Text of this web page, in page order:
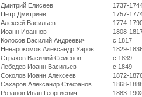
Дмитрий Елисеев
1737-
Петр Дмитриев
1757-
Алексей Васильев
1774-
Иоанн Иоаннов
1808-
Колосов Василий Андреевич
с 1817
Ненарокомов Александр Уаров
1829-
Страхов Василий Семенов
с 1839
Лебедев Иоанн Васильев
с 1849
Соколов Иоанн Алексеев
1872-
Сахаров Александр Стефанов
1868-
Розанов Иван Георгиевич
1883-